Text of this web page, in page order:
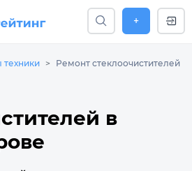
+
техники Ремонт стеклоочистителей
в